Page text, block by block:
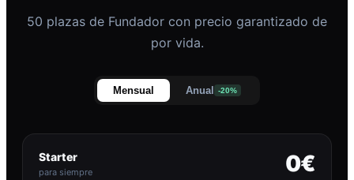
50 plazas de Fundador con precio garantizado de
por vida.
Mensual Anual -20%
Starter
para siempre 0€